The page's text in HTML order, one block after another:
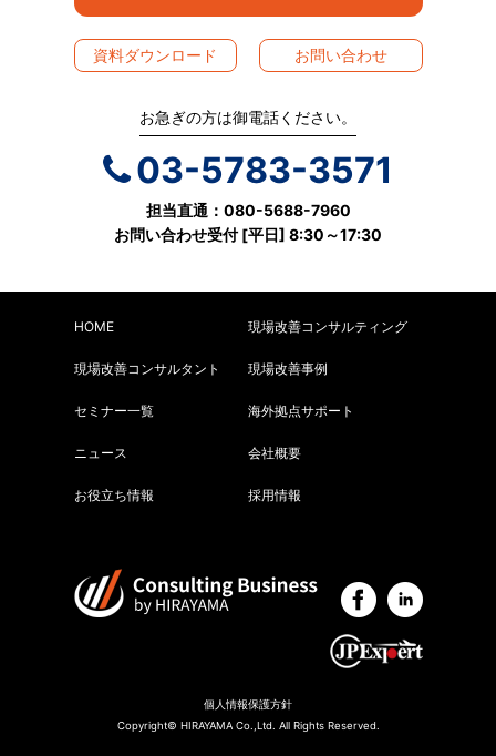
資料ダウンロード お問い合わせ
お急ぎの方は御電話ください。
03-5783-3571
担当直通：080-5688-7960
お問い合わせ受付 [平日] 8:30～17:30
HOME 現場改善コンサルティング
現場改善コンサルタント 現場改善事例
セミナー一覧 海外拠点サポート
ニュース 会社概要
お役立ち情報 採用情報
個人情報保護方針
Copyright© HIRAYAMA Co.,Ltd. All Rights Reserved.